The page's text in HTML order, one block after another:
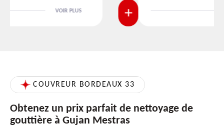
VOIR PLUS
COUVREUR BORDEAUX 33
Obtenez un prix parfait de nettoyage de
gouttière à Gujan Mestras